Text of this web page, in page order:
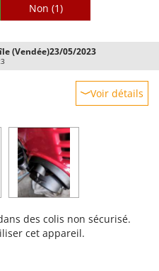
concerne la tête de coupe
envoyé une vidéo de
mes doutes), surtout en
j'ai finalement acheté un
dans un magasin de
Non (1)
(Vendée)23/05/2023
Voir détails
des colis non sécurisé.
cet appareil.